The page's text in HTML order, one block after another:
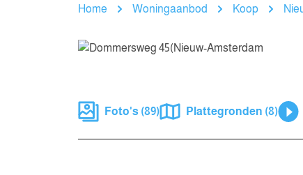
Home Woningaanbod Koop
Foto's (89) Plattegronden (8)